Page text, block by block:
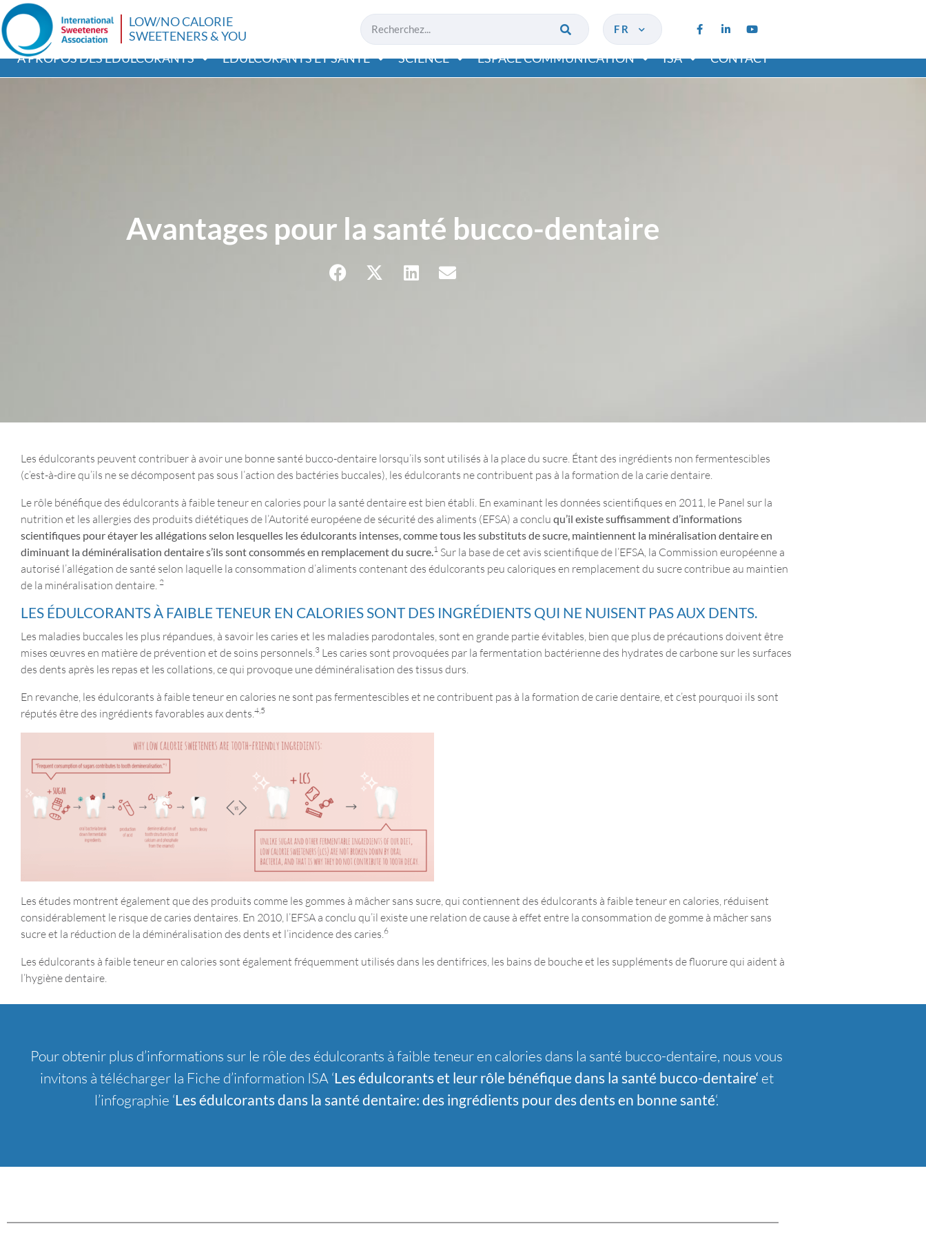
LOW/NO CALORIE
SWEETENERS & YOU
FR
A PROPOS DES ÉDULCORANTS EDULCORANTS ET SANTÉ SCIENCE ESPACE COMMUNICATION ISA CONTACT
Avantages pour la santé bucco-dentaire
Les édulcorants peuvent contribuer à avoir une bonne santé bucco-dentaire lorsqu’ils sont utilisés à la place du sucre. Étant des ingrédients non fermentescibles
(c’est-à-dire qu’ils ne se décomposent pas sous l’action des bactéries buccales), les édulcorants ne contribuent pas à la formation de la carie dentaire.
Le rôle bénéfique des édulcorants à faible teneur en calories pour la santé dentaire est bien établi. En examinant les données scientifiques en 2011, le Panel sur la
nutrition et les allergies des produits diététiques de l’Autorité européene de sécurité des aliments (EFSA) a conclu qu’il existe suffisamment d’informations
scientifiques pour étayer les allégations selon lesquelles les édulcorants intenses, comme tous les substituts de sucre, maintiennent la minéralisation dentaire en
diminuant la déminéralisation dentaire s’ils sont consommés en remplacement du sucre.1 Sur la base de cet avis scientifique de l’EFSA, la Commission européenne a
autorisé l’allégation de santé selon laquelle la consommation d’aliments contenant des édulcorants peu caloriques en remplacement du sucre contribue au maintien
de la minéralisation dentaire. 2
LES ÉDULCORANTS À FAIBLE TENEUR EN CALORIES SONT DES INGRÉDIENTS QUI NE NUISENT PAS AUX DENTS.
Les maladies buccales les plus répandues, à savoir les caries et les maladies parodontales, sont en grande partie évitables, bien que plus de précautions doivent être
mises œuvres en matière de prévention et de soins personnels.3 Les caries sont provoquées par la fermentation bactérienne des hydrates de carbone sur les surfaces
des dents après les repas et les collations, ce qui provoque une déminéralisation des tissus durs.
En revanche, les édulcorants à faible teneur en calories ne sont pas fermentescibles et ne contribuent pas à la formation de carie dentaire, et c’est pourquoi ils sont
réputés être des ingrédients favorables aux dents.4,5
Les études montrent également que des produits comme les gommes à mâcher sans sucre, qui contiennent des édulcorants à faible teneur en calories, réduisent
considérablement le risque de caries dentaires. En 2010, l’EFSA a conclu qu’il existe une relation de cause à effet entre la consommation de gomme à mâcher sans
sucre et la réduction de la déminéralisation des dents et l’incidence des caries.6
Les édulcorants à faible teneur en calories sont également fréquemment utilisés dans les dentifrices, les bains de bouche et les suppléments de fluorure qui aident à
l’hygiène dentaire.
Pour obtenir plus d’informations sur le rôle des édulcorants à faible teneur en calories dans la santé bucco-dentaire, nous vous
invitons à télécharger la Fiche d’information ISA ‘Les édulcorants et leur rôle bénéfique dans la santé bucco-dentaire‘ et
l’infographie ‘Les édulcorants dans la santé dentaire: des ingrédients pour des dents en bonne santé‘.